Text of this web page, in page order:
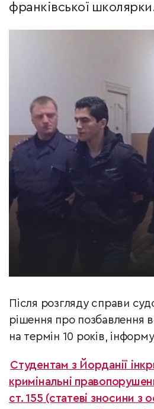
франківської
Після розгляду справи
рішення про позбавлення
на термін 10 років,
Студентам з Йорданії
кримінальні
ст. 155 (статеві зносини з